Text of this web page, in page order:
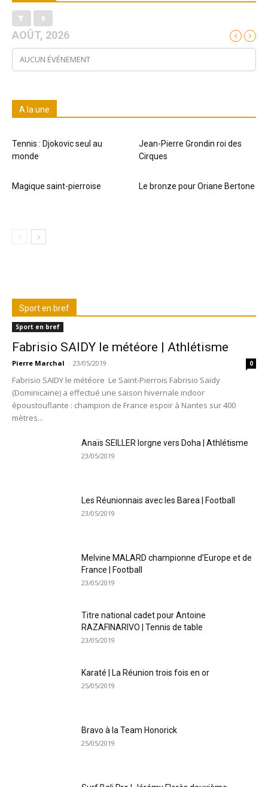
AOÛT, 2026
AUCUN ÉVÉNEMENT
A la une
Tennis : Djokovic seul au
monde
Jean-Pierre Grondin roi des
Cirques
Magique saint-pierroise Le bronze pour Oriane Bertone
Sport en bref
Sport en bref
Fabrisio SAIDY le météore | Athlétisme
Pierre Marchal - 23/05/2019 0
Fabrisio SAIDY le météore Le Saint-Pierrois Fabrisio Saïdy
(Dominicaine) a effectué une saison hivernale indoor
époustouflante : champion de France espoir à Nantes sur 400
mètres...
Anaïs SEILLER lorgne vers Doha | Athlétisme
23/05/2019
Les Réunionnais avec les Barea | Football
23/05/2019
Melvine MALARD championne d’Europe et de
France | Football
23/05/2019
Titre national cadet pour Antoine
RAZAFINARIVO | Tennis de table
23/05/2019
Karaté | La Réunion trois fois en or
25/05/2019
Bravo à la Team Honorick
25/05/2019